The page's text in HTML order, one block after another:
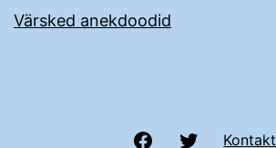
Värsked anekdoodid
FacebookTwitter
Kontakt